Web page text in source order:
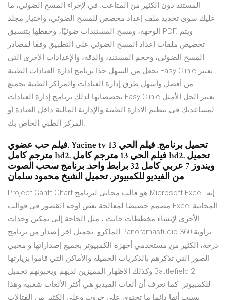
المستند دون الكثير من المتاعب. في لإجراء المسح الضوئي، ما
عليك سوى تحديد ملف إعداد مخصص للمسح الضوئي، واختيار مجلد
الوجهة، ومسح المستندات ضوئيًا، وحفظها بتنسيق PDF. ويتم
تخصيص ملفات إعداد المسح الضوئي على التطبيق وفقًا لمصادر
المسح الضوئي، وحجم المستند، والدقة، والإعدادات الأخرى التي
تجعل من السهل جدًا برنامج ادارة العيادات الطبية Easy Clinic يعتبر
من أفضل وأسهل طرق إدارة العيادات والمراكز الطبية بجميع
تخصصاتها لذلك برنامج إدارة العيادات Easy Clinic يعتبر الحل الأمثل
لمساعدتك في تنظيم الادارة الطبية والإدارية المالية داخل العيادة أو
المركز الطبي الخاص بك.
فيلم حب عضوي. Yacine tv تحميل برنامج. فيلم الحي 13
مترجم كامل hd2. فيلم الحي 13 مترجم كامل hd2. تحميل
ويندوز 7 عربي كامل 32 برابط واحد. برنامج سحب الصوت
من الفيديو للكمبيوتر. تحميل الشيخ محمود سلمان
Project Gantt Chart هو قالب مجاني لبرنامج Microsoft Excel. إنه
مصمم خصيصًا لمعالجة بعض أوجه القصور في قوالب Excel المجانية
الأخرى لإنشاء مخططات جانت ، مثل الحاجة إلى تمكين وحدات
الماكرو. تحميل اخر إصدار من برنامج Panoramastudio بزاوية 360
درجة، الكثير من مستخدمي أجهزة الكمبيوتر بجميع إصداراتها و محبي
الصور التي تذكرهم بالذكريات الجميلة والأماكن التي قاموا بزيارتها
وكذلك الإظهار المميزين لديهم ويحبونهم تحميل Battlefield 2
للكمبيوتر. كما نعرف أن ألعاب الفيديو هي أكثر الألعاب شعبية وهذا
بسبب أنها دائما ما تحتوي على حروب وعلى الكثير من القتالات